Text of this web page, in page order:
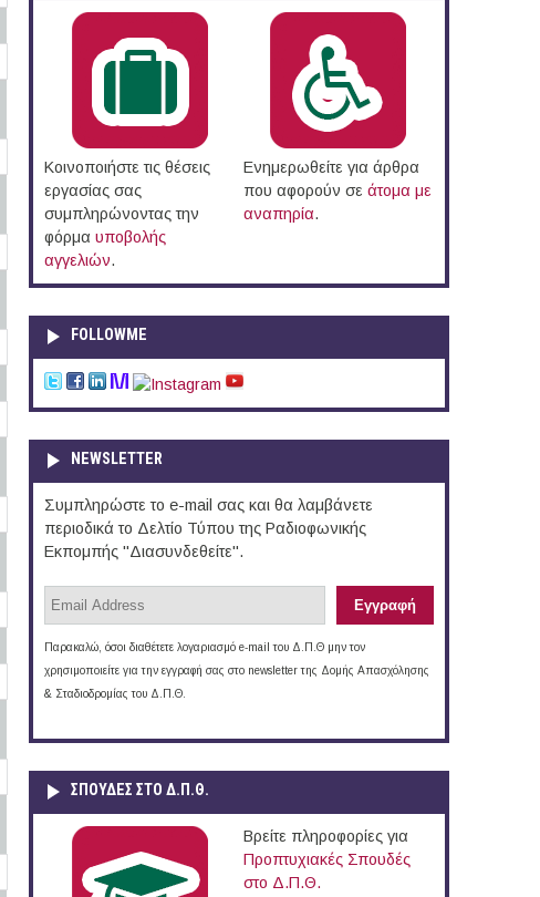
Κοινοποιήστε τις θέσεις
εργασίας σας
συμπληρώνοντας την
φόρμα υποβολής
αγγελιών.
Ενημερωθείτε για άρθρα
που αφορούν σε άτομα με
αναπηρία.
FOLLOWME
NEWSLETTER
Συμπληρώστε το e-mail σας και θα λαμβάνετε
περιοδικά το Δελτίο Τύπου της Ραδιοφωνικής
Εκπομπής "Διασυνδεθείτε".
Παρακαλώ, όσοι διαθέτετε λογαριασμό e-mail του Δ.Π.Θ μην τον
χρησιμοποιείτε για την εγγραφή σας στο newsletter της Δομής Απασχόλησης
& Σταδιοδρομίας του Δ.Π.Θ.
ΣΠΟΥΔΈΣ ΣΤΟ Δ.Π.Θ.
Βρείτε πληροφορίες για
Προπτυχιακές Σπουδές
στο Δ.Π.Θ.